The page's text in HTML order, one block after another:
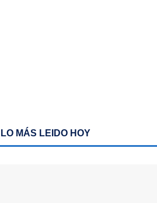
LO MÁS LEIDO HOY